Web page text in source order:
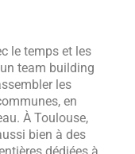
le temps et les
team building
les
en
À Toulouse,
bien à des